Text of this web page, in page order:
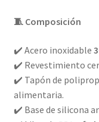
🧵 Composición
✔️ Acero inoxidable
✔️ Revestimiento
✔️ Tapón de
alimentaria.
✔️ Base de silicona